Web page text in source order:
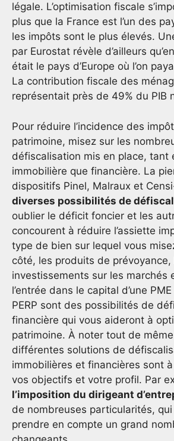
légale. L’optimisation fiscale
plus que la France est l’un des
les impôts sont le plus élevés.
par Eurostat révèle d’ailleurs
était le pays d’Europe où l’on
La contribution fiscale des
représentait près de 49% du PIB
Pour réduire l’incidence des
patrimoine, misez sur les
défiscalisation mis en place, tant
immobilière que financière. La
dispositifs Pinel, Malraux et
diverses possibilités de
oublier le déficit foncier et les
concourent à réduire l’assiette
type de bien sur lequel vous
côté, les produits de prévoyance,
investissements sur les marchés
l’entrée dans le capital d’une
PERP sont des possibilités de
financière qui vous aideront à
patrimoine. À noter tout de
différentes solutions de
immobilières et financières sont
vos objectifs et votre profil. Par
l’imposition du dirigeant
de nombreuses particularités,
prendre en compte un grand